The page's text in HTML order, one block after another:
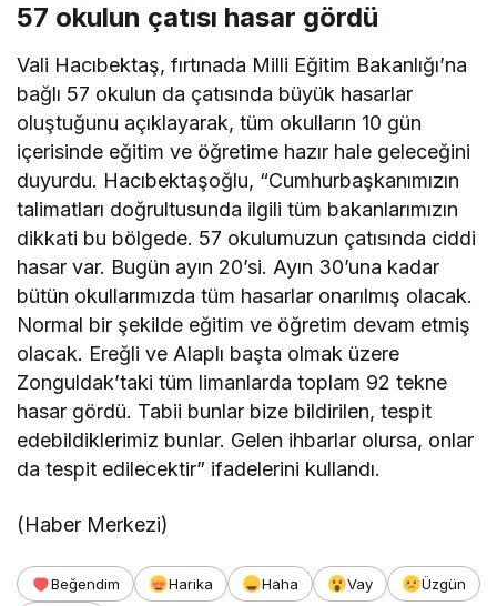
57 okulun çatısı hasar gördü
Vali Hacıbektaş, fırtınada Milli Eğitim Bakanlığı’na
bağlı 57 okulun da çatısında büyük hasarlar
oluştuğunu açıklayarak, tüm okulların 10 gün
içerisinde eğitim ve öğretime hazır hale geleceğini
duyurdu. Hacıbektaşoğlu, “Cumhurbaşkanımızın
talimatları doğrultusunda ilgili tüm bakanlarımızın
dikkati bu bölgede. 57 okulumuzun çatısında ciddi
hasar var. Bugün ayın 20’si. Ayın 30’una kadar
bütün okullarımızda tüm hasarlar onarılmış olacak.
Normal bir şekilde eğitim ve öğretim devam etmiş
olacak. Ereğli ve Alaplı başta olmak üzere
Zonguldak’taki tüm limanlarda toplam 92 tekne
hasar gördü. Tabii bunlar bize bildirilen, tespit
edebildiklerimiz bunlar. Gelen ihbarlar olursa, onlar
da tespit edilecektir” ifadelerini kullandı.
(Haber Merkezi)
Beğendim Harika Haha Vay
Üzgün